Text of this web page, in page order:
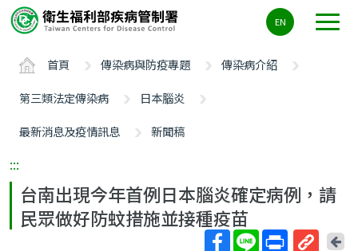
要
ALT+C
EN
首頁 傳染病與防疫專題
傳染病介紹
第三類法定傳染病
日本腦炎
最新消息及疫情訊息
新聞稿
:::
台南出現今年首例日本腦炎確定病例，請
民眾做好防蚊措施並接種疫苗
回